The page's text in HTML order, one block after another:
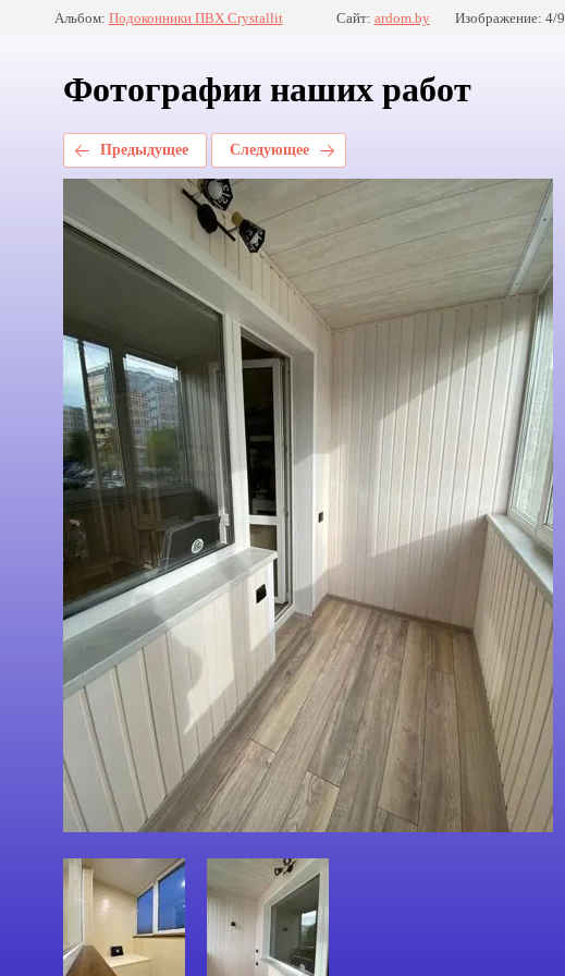
Альбом: Подоконники ПВХ Crystallit Сайт: ardom.by Изображение: 4/9
Фотографии наших работ
Предыдущее Следующее